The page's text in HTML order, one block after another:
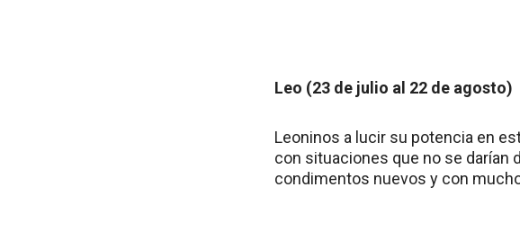
Leo (23 de julio al 22 de agosto)
Leoninos a lucir su potencia en
con situaciones que no se darían
condimentos nuevos y con